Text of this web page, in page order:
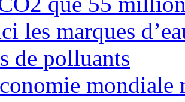
les marques
de polluants